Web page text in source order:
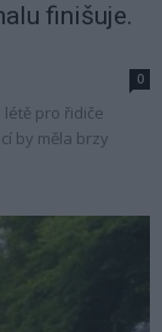
finišuje.
0
létě pro řidiče
by měla brzy